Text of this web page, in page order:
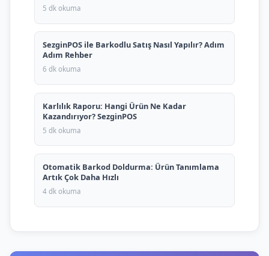
5 dk okuma
SezginPOS ile Barkodlu Satış Nasıl Yapılır? Adım
Adım Rehber
6 dk okuma
Karlılık Raporu: Hangi Ürün Ne Kadar
Kazandırıyor? SezginPOS
5 dk okuma
Otomatik Barkod Doldurma: Ürün Tanımlama
Artık Çok Daha Hızlı
4 dk okuma